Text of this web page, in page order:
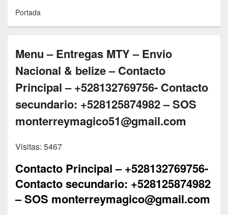
Portada
Menu – Entregas MTY – Envio
Nacional & belize – Contacto
Principal – +528132769756- Contacto
secundario: +528125874982 – SOS
monterreymagico51@gmail.com
Visitas: 5467
Contacto Principal – +528132769756-
Contacto secundario: +528125874982
– SOS monterreymagico@gmail.com